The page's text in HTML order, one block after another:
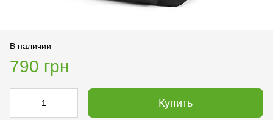
В наличии
790 грн
Купить